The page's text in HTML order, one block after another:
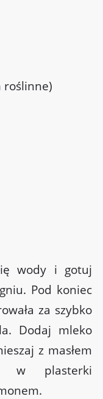
roślinne)
wody i gotuj
Pod koniec
za szybko
Dodaj mleko
z masłem
w plasterki